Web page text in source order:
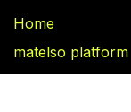
Home
matelso platform